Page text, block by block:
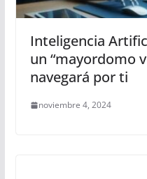
Inteligencia
un “mayordomo
navegará por ti
noviembre 4, 2024